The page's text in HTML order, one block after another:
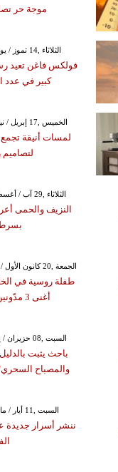
موجة حر تصل
GMT 20:51 2026 الثلاثاء ,14 تموز / يوليو
فولكس فاغن تعيد
كبير في عدد
GMT 21:54 2025 الخميس ,17 إبريل / نيسان
لمسات أنيقة تجمع
لتصاميم
GMT 06:21 2017 الثلاثاء ,29 آب / أغسطس
النزيف والحمى
GMT 18:09 2019 الجمعة ,20 كانون الأول / ديسمبر
طفلة روسية في
أغنى 3 مدّونين على "يوتيوب"
GMT 17:50 2019 السبت ,08 حزيران / يونيو
باحث يثبت
والمصباح
GMT 00:56 2019 السبت ,11 أيار / مايو
ننشر أسرار جديدة